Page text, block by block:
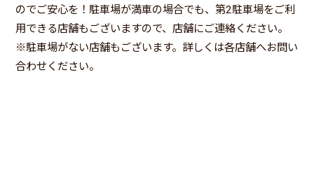
のでご安心を！駐車場が満車の場合でも、第2駐車場をご利
用できる店舗もございますので、店舗にご連絡ください。
※駐車場がない店舗もございます。詳しくは各店舗へお問い
合わせください。